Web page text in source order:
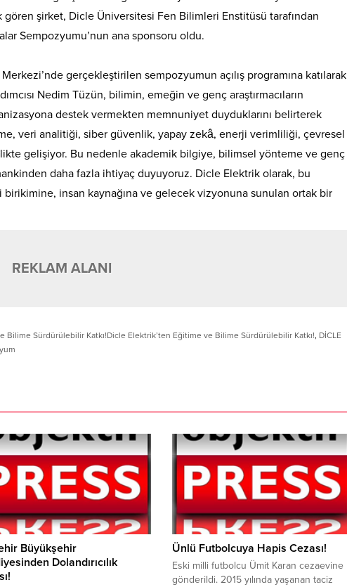
gören şirket, Dicle Üniversitesi Fen Bilimleri Enstitüsü tarafından
Sempozyumu’nun ana sponsoru oldu.
gerçekleştirilen sempozyumun açılış programına katılarak
Nedim Tüzün, bilimin, emeğin ve genç araştırmacıların
destek vermekten memnuniyet duyduklarını belirterek
veri analitiği, siber güvenlik, yapay zekâ, enerji verimliliği, çevresel
gelişiyor. Bu nedenle akademik bilgiye, bilimsel yönteme ve genç
daha fazla ihtiyaç duyuyoruz. Dicle Elektrik olarak, bu
insan kaynağına ve gelecek vizyonuna sunulan ortak bir
REKLAM ALANI
Bilime Sürdürülebilir Katkı!Dicle Elektrik’ten Eğitime ve Bilime Sürdürülebilir Katkı!, DİCLE
Büyükşehir
Dolandırıcılık
Ünlü Futbolcuya Hapis Cezası!
Eski milli futbolcu Ümit Karan cezaevine
gönderildi. 2015 yılında yaşanan taciz